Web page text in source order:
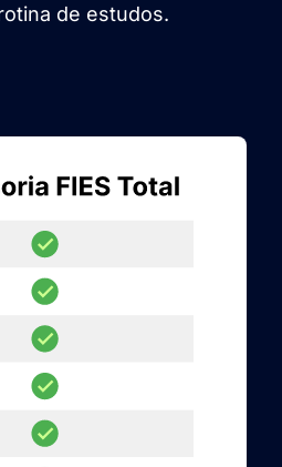
de estudos.